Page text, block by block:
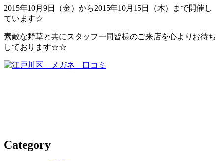
2015年10月9日（金）から2015年10月15日（木）まで開催し
ています☆
素敵な野草と共にスタッフ一同皆様のご来店を心よりお待ち
しております☆☆
Category